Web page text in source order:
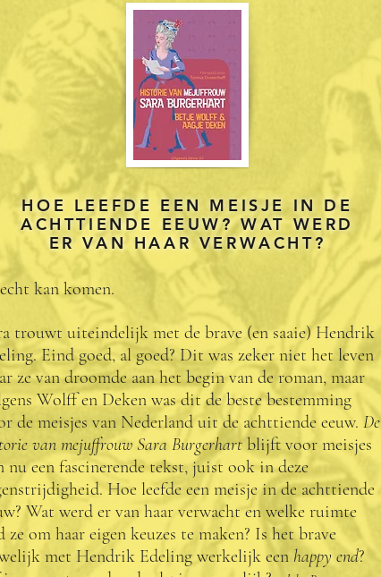
HOE LEEFDE EEN MEISJE IN DE
ACHTTIENDE EEUW? WAT WERD
ER VAN HAAR VERWACHT?
kan komen.
trouwt uiteindelijk met de brave (en saaie) Hendrik
Eind goed, al goed? Dit was zeker niet het leven
ze van droomde aan het begin van de roman, maar
Wolff en Deken was dit de beste bestemming
de meisjes van Nederland uit de achttiende eeuw. De
van mejuffrouw Sara Burgerhart blijft voor meisjes
nu een fascinerende tekst, juist ook in deze
Hoe leefde een meisje in de achttiende
Wat werd er van haar verwacht en welke ruimte
ze om haar eigen keuzes te maken? Is het brave
met Hendrik Edeling werkelijk een happy end?